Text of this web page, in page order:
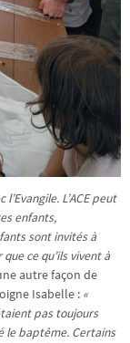
L’ACE peut
enfants,
sont invités à
ce qu’ils vivent à
autre façon de
Isabelle : «
pas toujours
le baptême. Certains